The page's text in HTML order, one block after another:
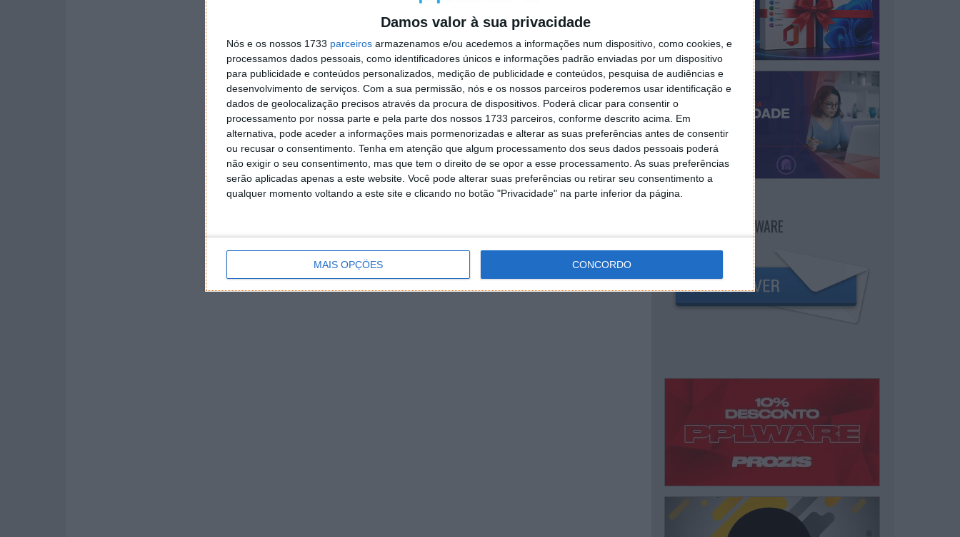
Damos valor à sua privacidade
Nós e os nossos 1733 parceiros armazenamos e/ou acedemos a informações num dispositivo, como cookies, e
processamos dados pessoais, como identificadores únicos e informações padrão enviadas por um dispositivo
para publicidade e conteúdos personalizados, medição de publicidade e conteúdos, pesquisa de audiências e
desenvolvimento de serviços. Com a sua permissão, nós e os nossos parceiros poderemos usar identificação e
dados de geolocalização precisos através da procura de dispositivos. Poderá clicar para consentir o
processamento por nossa parte e pela parte dos nossos 1733 parceiros, conforme descrito acima. Em
alternativa, pode aceder a informações mais pormenorizadas e alterar as suas preferências antes de consentir
ou recusar o consentimento. Tenha em atenção que algum processamento dos seus dados pessoais poderá
não exigir o seu consentimento, mas que tem o direito de se opor a esse processamento. As suas preferências
serão aplicadas apenas a este website. Você pode alterar suas preferências ou retirar seu consentimento a
qualquer momento voltando a este site e clicando no botão "Privacidade" na parte inferior da página.
MAIS OPÇÕES CONCORDO
NEWSLETTER PPLWARE